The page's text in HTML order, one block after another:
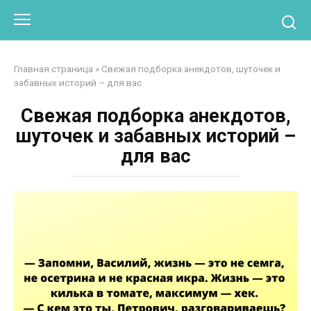
контенту
Главная страница » Свежая подборка анекдотов, шуточек и
забавных историй – для вас
Свежая подборка анекдотов,
шуточек и забавных историй –
для вас